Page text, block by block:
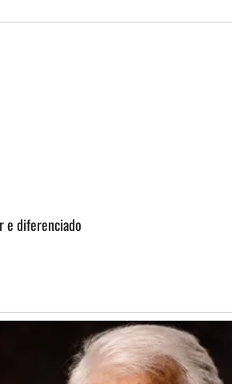
e diferenciado